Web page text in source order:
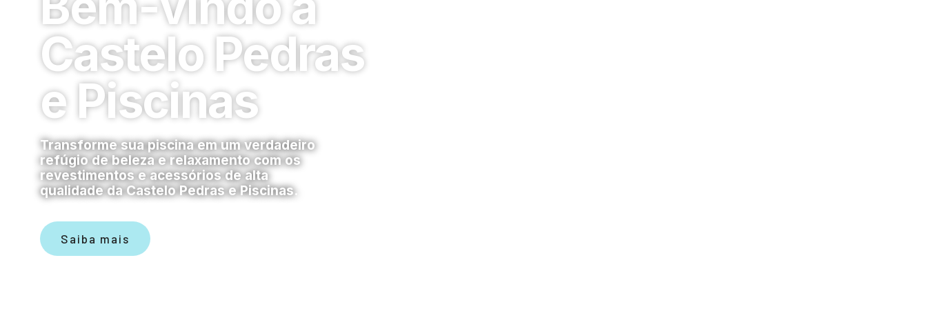
Castelo Pedras
e Piscinas
Transforme sua piscina em um verdadeiro
refúgio de beleza e relaxamento com os
revestimentos e acessórios de alta
qualidade da Castelo Pedras e Piscinas.
Saiba mais